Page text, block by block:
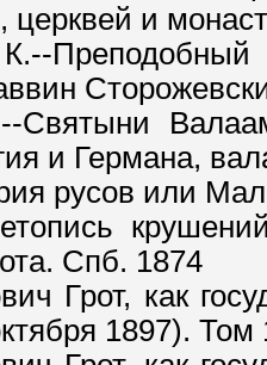
церквей и
Святыни
и Германа,
русов или
Спб. 1874
Грот, как
1897). Том